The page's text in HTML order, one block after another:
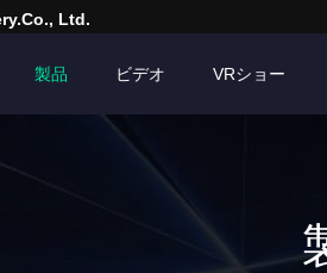
Ltd.
製品 ビデオ VRショー